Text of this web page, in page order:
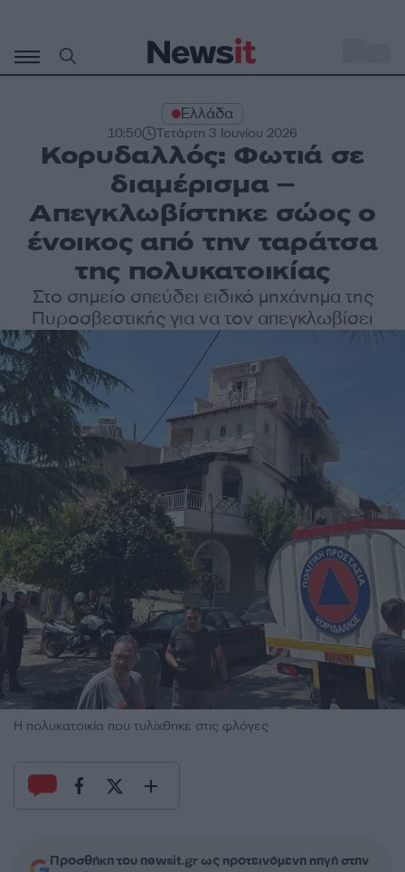
περιεχόμενο
Ελλάδα
10:50 Τετάρτη 3 Ιουνίου 2026
Κορυδαλλός: Φωτιά σε
διαμέρισμα –
Απεγκλωβίστηκε σώος ο
ένοικος από την ταράτσα
της πολυκατοικίας
Στο σημείο σπεύδει ειδικό μηχάνημα της
Πυροσβεστικής για να τον απεγκλωβίσει
Η πολυκατοικία που τυλίχθηκε στις φλόγες
Προσθήκη του newsit.gr ως προτεινόμενη πηγή στην